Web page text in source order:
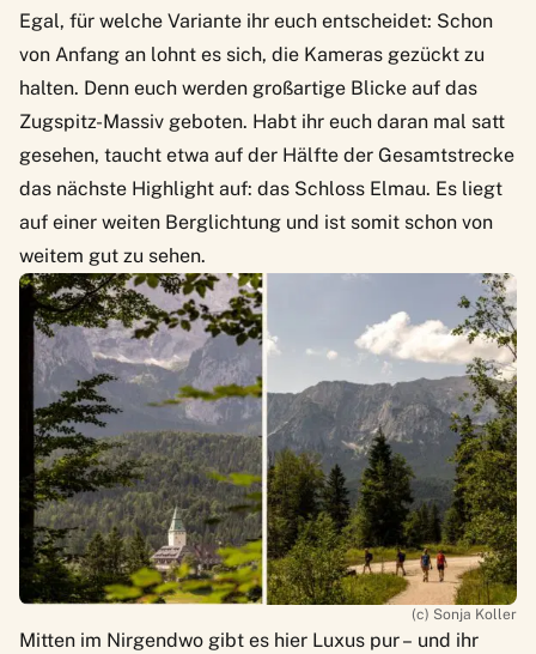
Egal, für welche Variante ihr euch entscheidet: Schon
von Anfang an lohnt es sich, die Kameras gezückt zu
halten. Denn euch werden großartige Blicke auf das
Zugspitz-Massiv geboten. Habt ihr euch daran mal satt
gesehen, taucht etwa auf der Hälfte der Gesamtstrecke
das nächste Highlight auf: das Schloss Elmau. Es liegt
auf einer weiten Berglichtung und ist somit schon von
weitem gut zu sehen.
(c) Sonja Koller
Mitten im Nirgendwo gibt es hier Luxus pur – und ihr